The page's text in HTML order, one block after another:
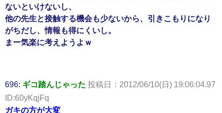
ないといけないし、
他の先生と接触する機会も少ないから、引きこもりになり
がちだし、情報も得にくいし。
まー気楽に考えようよｗ
696: ギコ踏んじゃった 投稿日：2012/06/10(日) 19:06:04.97
ID:60yKqjFq
ガキの方が大変